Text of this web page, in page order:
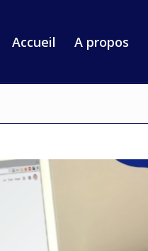
Accueil A propos